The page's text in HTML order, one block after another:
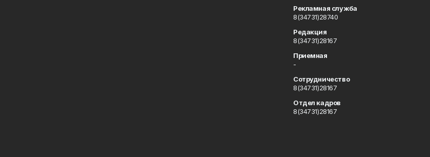
Рекламная служба
8(34731)28740
Редакция
8(34731)28167
Приемная
-
Сотрудничество
8(34731)28167
Отдел кадров
8(34731)28167